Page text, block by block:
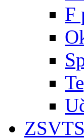
F
ZSVTS